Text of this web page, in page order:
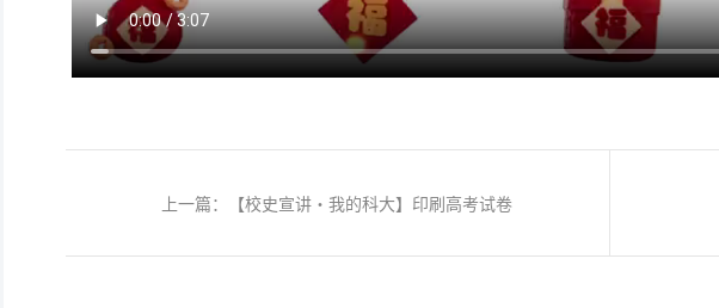
上一篇：【校史宣讲・我的科大】印刷高考试卷